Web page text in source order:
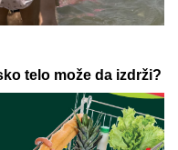
u vrtoglavim
pripijenoj uz telo
nakon dva porođaj